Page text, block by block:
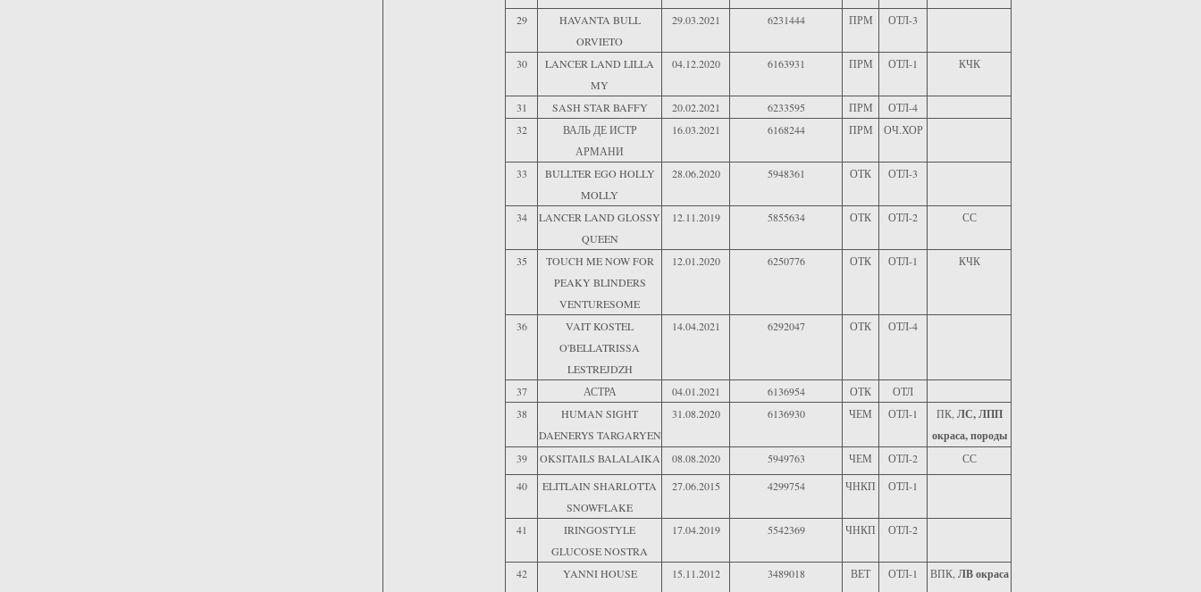
29
HAVANTA BULL
ORVIETO
29.03.2021 6231444 ПРМ ОТЛ-3
30
LANCER LAND LILLA
MY
04.12.2020 6163931 ПРМ ОТЛ-1 КЧК
31 SASH STAR BAFFY 20.02.2021 6233595 ПРМ
ОТЛ-4
32
ВАЛЬ ДЕ ИСТР
АРМАНИ
16.03.2021 6168244 ПРМ ОЧ.ХОР
33
BULLTER EGO HOLLY
MOLLY
28.06.2020 5948361 ОТК ОТЛ-3
34
LANCER LAND GLOSSY
QUEEN
12.11.2019 5855634 ОТК ОТЛ-2 СС
35
TOUCH ME NOW FOR
PEAKY BLINDERS
VENTURESOME
12.01.2020 6250776 ОТК ОТЛ-1 КЧК
36
VAIT KOSTEL
O'BELLATRISSA
LESTREJDZH
14.04.2021 6292047 ОТК ОТЛ-4
37 АСТРА 04.01.2021 6136954 ОТК
ОТЛ
38
HUMAN SIGHT
DAENERYS TARGARYEN
31.08.2020 6136930 ЧЕМ ОТЛ-1 ПК, ЛС, ЛПП
окраса, породы
39 OKSITAILS BALALAIKA 08.08.2020 5949763 ЧЕМ ОТЛ-2
СС
40
ELITLAIN SHARLOTTA
SNOWFLAKE
27.06.2015 4299754 ЧНКП ОТЛ-1
41
IRINGOSTYLE
GLUCOSE NOSTRA
17.04.2019 5542369 ЧНКП ОТЛ-2
42
YANNI HOUSE
15.11.2012 3489018 ВЕТ ОТЛ-1 ВПК, ЛВ окраса